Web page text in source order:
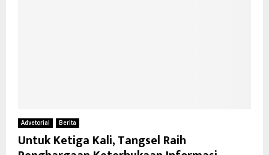
Advetorial Berita
Untuk Ketiga Kali, Tangsel Raih